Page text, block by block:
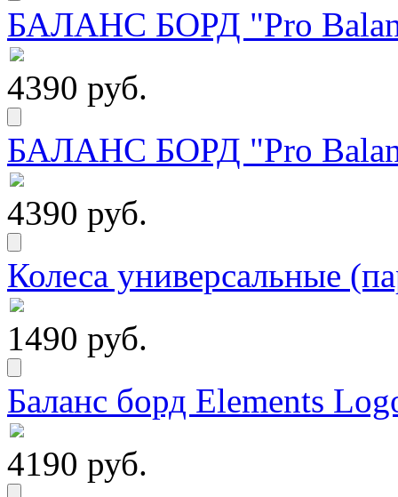
БАЛАНС БОРД "Pro
4390 руб.
БАЛАНС БОРД "Pro
4390 руб.
Колеса универсальные
1490 руб.
Баланс борд Elements
4190 руб.